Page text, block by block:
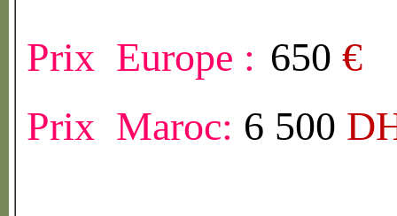
Prix Europe : 650 €
Prix Maroc: 6 500